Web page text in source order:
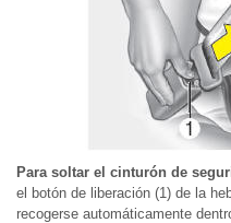
Para soltar el cinturón de
el botón de liberación (1) de la
recogerse automáticamente